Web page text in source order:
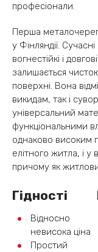
професіонали.
Перша
у Фінляндії.
вогнестійкі і
залишається
поверхні. Вона
викидам, так і
універсальний
функціональними
однаково високим
елітного житла, і у
причому як
Гідності
Відносно
невисока ціна
Простий